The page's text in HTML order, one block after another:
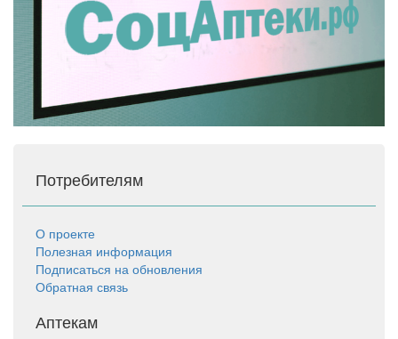
Потребителям
О проекте
Полезная информация
Подписаться на обновления
Обратная связь
Аптекам